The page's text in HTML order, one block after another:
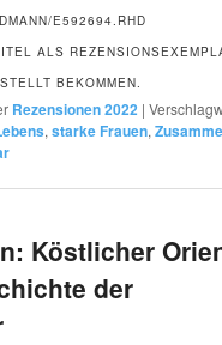
E592694.RHD
ALS
BEKOMMEN.
Rezensionen 2022 |
,starke Frauen,
Köstlicher
der